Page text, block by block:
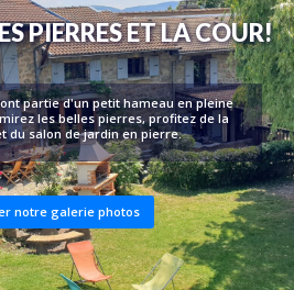
PIERRES ET LA COUR!
partie d'un petit hameau en pleine
les belles pierres, profitez de la
du salon de jardin en pierre.
notre galerie photos